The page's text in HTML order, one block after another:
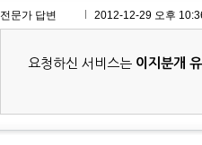
전문가 답변 2012-12-29 오후
요청하신 서비스는 이지분개